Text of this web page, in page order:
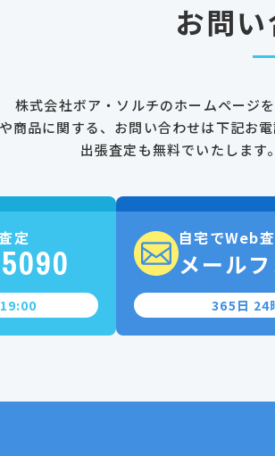
お問
株式会社ボア・ソルチのホームページを
商品に関する、お問い合わせは下記お
出張査定も無料でいたします。
定 自宅でWeb
メール
365日 24